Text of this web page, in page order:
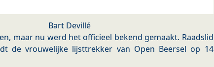
Bart Devillé
maar nu werd het officieel bekend gemaakt. Raadslid
de vrouwelijke lijsttrekker van Open Beersel op 14